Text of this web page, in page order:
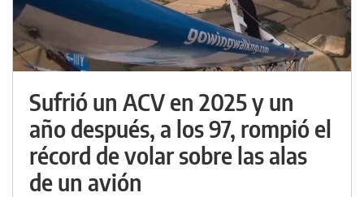
Sufrió un ACV en 2025 y un
año después, a los 97, rompió el
récord de volar sobre las alas
de un avión